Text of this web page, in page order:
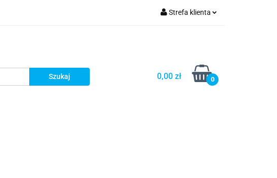
Strefa klienta
Formularz kontaktowy
0,00 zł 0